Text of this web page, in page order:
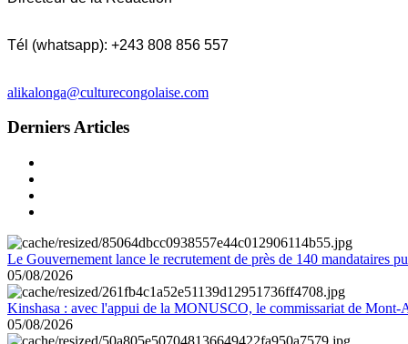
Tél (whatsapp): +243 808 856 557
alikalonga@culturecongolaise.com
Derniers Articles
Le Gouvernement lance le recrutement de près de 140 mandataires
05/08/2026
Kinshasa : avec l'appui de la MONUSCO, le commissariat de Mont-
05/08/2026